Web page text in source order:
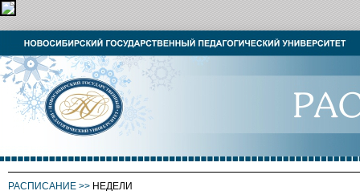
РАСПИСАНИЕ >> НЕДЕЛИ